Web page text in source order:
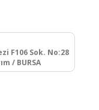
F106 Sok. No:28